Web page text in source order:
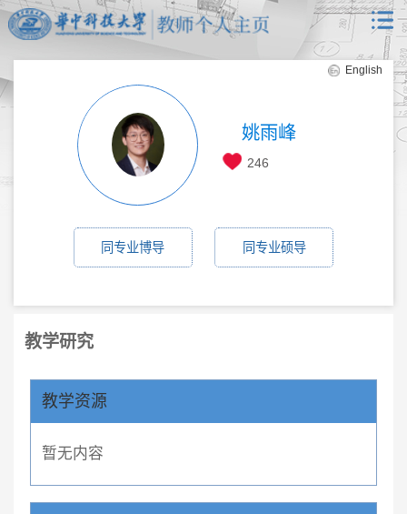
English
姚雨峰
246
同专业博导 同专业硕导
教学研究
教学资源
暂无内容